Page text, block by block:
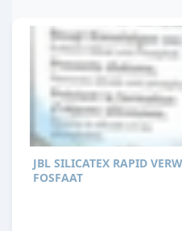
JBL SILICATEX RAPID
FOSFAAT